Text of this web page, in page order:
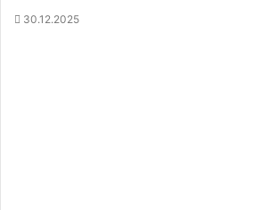
30.12.2025